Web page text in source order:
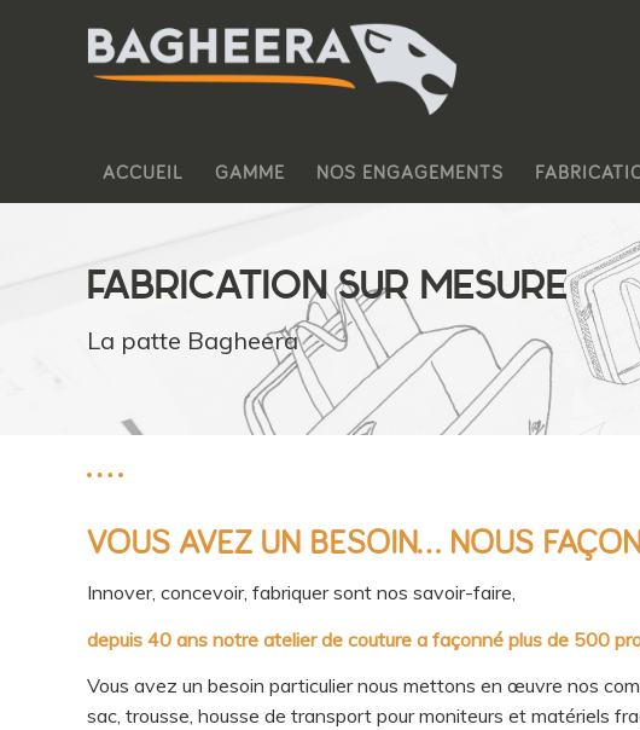
ACCUEIL GAMME NOS ENGAGEMENTS
FABRICATION SUR MESURE
La patte Bagheera
VOUS AVEZ UN BESOIN… NOUS
Innover, concevoir, fabriquer sont nos savoir-faire,
depuis 40 ans notre atelier de couture a façonné plus de 500
Vous avez un besoin particulier nous mettons en œuvre nos
sac, trousse, housse de transport pour moniteurs et matériels